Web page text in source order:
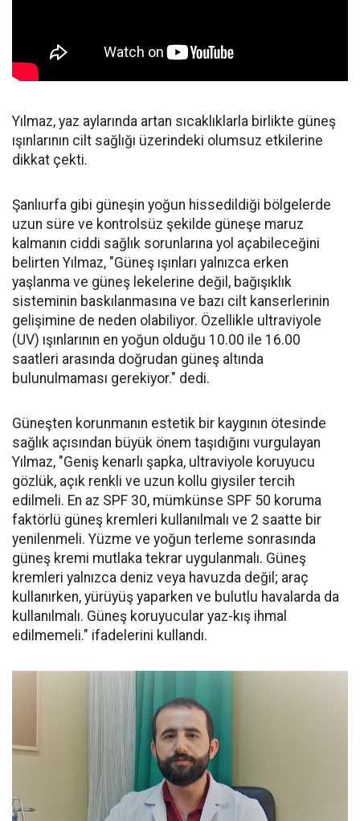
Yılmaz, yaz aylarında artan sıcaklıklarla birlikte güneş
ışınlarının cilt sağlığı üzerindeki olumsuz etkilerine
dikkat çekti.
Şanlıurfa gibi güneşin yoğun hissedildiği bölgelerde
uzun süre ve kontrolsüz şekilde güneşe maruz
kalmanın ciddi sağlık sorunlarına yol açabileceğini
belirten Yılmaz, "Güneş ışınları yalnızca erken
yaşlanma ve güneş lekelerine değil, bağışıklık
sisteminin baskılanmasına ve bazı cilt kanserlerinin
gelişimine de neden olabiliyor. Özellikle ultraviyole
(UV) ışınlarının en yoğun olduğu 10.00 ile 16.00
saatleri arasında doğrudan güneş altında
bulunulmaması gerekiyor." dedi.
Güneşten korunmanın estetik bir kaygının ötesinde
sağlık açısından büyük önem taşıdığını vurgulayan
Yılmaz, "Geniş kenarlı şapka, ultraviyole koruyucu
gözlük, açık renkli ve uzun kollu giysiler tercih
edilmeli. En az SPF 30, mümkünse SPF 50 koruma
faktörlü güneş kremleri kullanılmalı ve 2 saatte bir
yenilenmeli. Yüzme ve yoğun terleme sonrasında
güneş kremi mutlaka tekrar uygulanmalı. Güneş
kremleri yalnızca deniz veya havuzda değil; araç
kullanırken, yürüyüş yaparken ve bulutlu havalarda da
kullanılmalı. Güneş koruyucular yaz-kış ihmal
edilmemeli." ifadelerini kullandı.